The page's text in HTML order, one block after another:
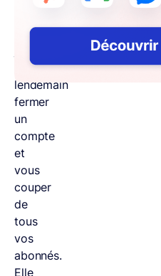
lendemain
fermer
un
compte
et
vous
couper
de
tous
vos
abonnés.
Elle